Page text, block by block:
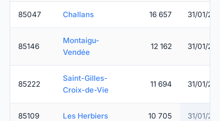
85047 Challans 16 657 31/01/
85146
Montaigu-
Vendée
12 162 31/01/
85222
Saint-Gilles-
Croix-de-Vie
11 694 31/01/
85109 Les Herbiers 10 705 31/01/